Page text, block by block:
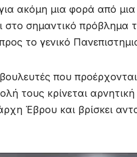
ακόμη μια φορά από
σημαντικό πρόβλημα
το γενικό
που
τους κρίνεται
Έβρου και βρίσκει